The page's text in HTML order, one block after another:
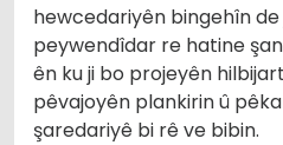
hewcedariyên bingehîn de
peywendîdar re hatine
ên ku ji bo projeyên
pêvajoyên plankirin û
şaredariyê bi rê ve bibin.